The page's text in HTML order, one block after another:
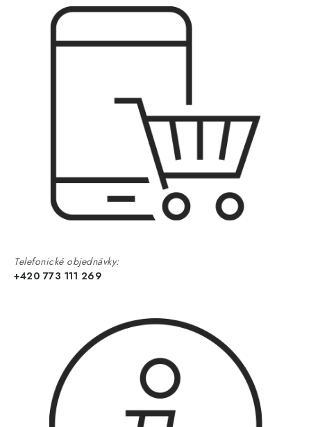
Telefonické objednávky:
+420 773 111 269